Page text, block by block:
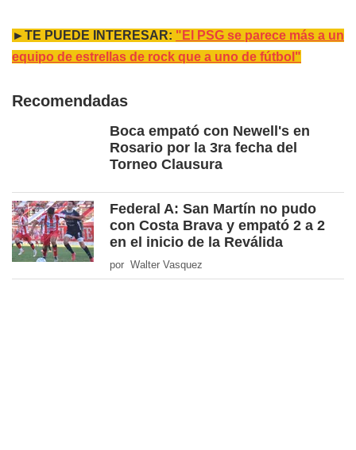
►TE PUEDE INTERESAR: "El PSG se parece más a un
equipo de estrellas de rock que a uno de fútbol"
Recomendadas
Boca empató con Newell's en
Rosario por la 3ra fecha del
Torneo Clausura
Federal A: San Martín no pudo
con Costa Brava y empató 2 a 2
en el inicio de la Reválida
por Walter Vasquez